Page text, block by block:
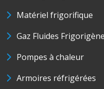
Matériel frigorifique
Gaz Fluides
Pompes à chaleur
Armoires réfrigérées